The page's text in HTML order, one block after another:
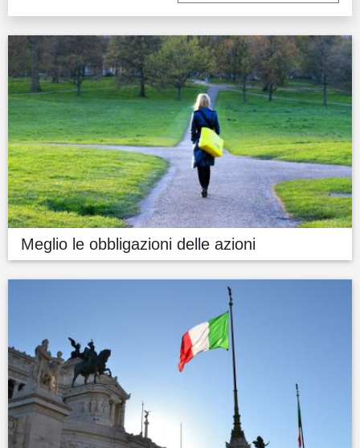
Meglio le obbligazioni delle azioni